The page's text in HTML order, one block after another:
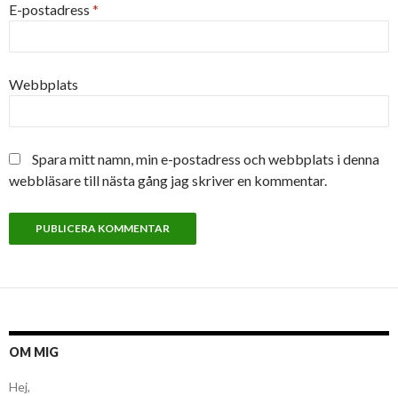
E-postadress *
Webbplats
Spara mitt namn, min e-postadress och webbplats i denna
webbläsare till nästa gång jag skriver en kommentar.
OM MIG
Hej,